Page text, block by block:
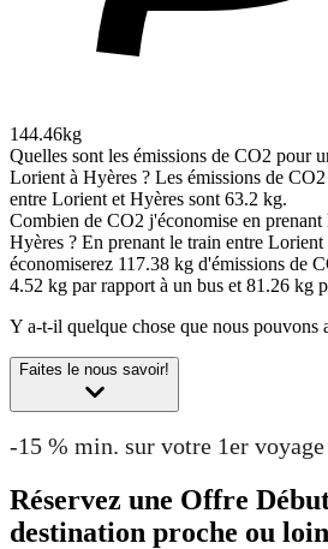
144.46kg
Quelles sont les émissions de CO2 pour
Lorient à Hyères ? Les émissions de
entre Lorient et Hyères sont 63.2 kg.
Combien de CO2 j'économise en
Hyères ? En prenant le train entre
économiserez 117.38 kg d'émissions de
4.52 kg par rapport à un bus et 81.26 kg
Y a-t-il quelque chose que nous pouvons
Faites le nous savoir!
-15 % min. sur votre 1er
Réservez une Offre
destination proche ou